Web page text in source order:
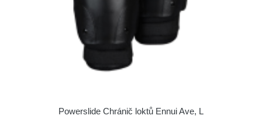
Powerslide Chránič loktů Ennui Ave, L